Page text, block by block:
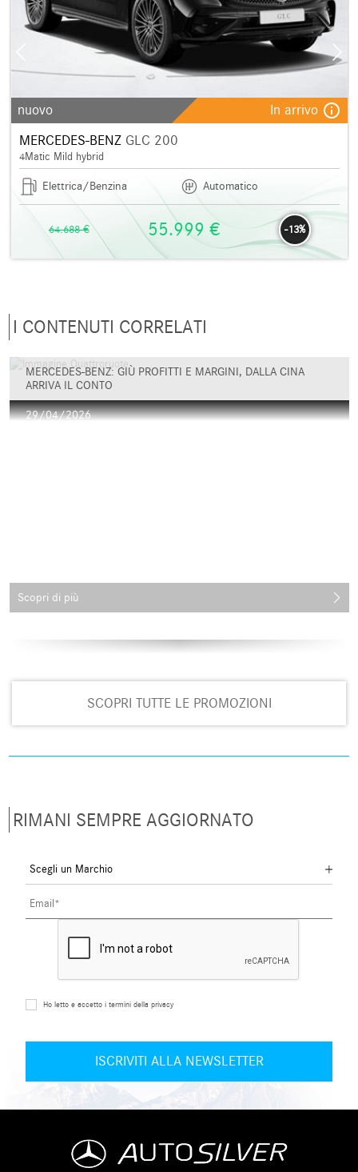
nuovo In arrivo info_outline
MERCEDES-BENZGLC 200
4Matic Mild hybrid
Elettrica/Benzina Automatico
64.688 € -13%
55.999 €
I CONTENUTI CORRELATI
MERCEDES-BENZ: GIÙ PROFITTI E MARGINI, DALLA CINA
ARRIVA IL CONTO
29/04/2026
Scopri di più
SCOPRI TUTTE LE PROMOZIONI
RIMANI SEMPRE AGGIORNATO
Ho letto e accetto i termini della privacy